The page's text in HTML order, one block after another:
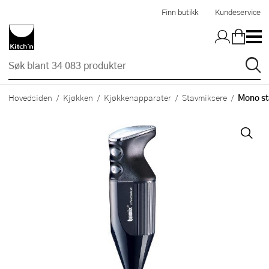
Finn butikk Kundeservice
Hovedsiden Kjøkken Kjøkkenapparater Stavmiksere Mono